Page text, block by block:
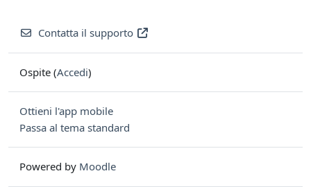
Contatta il supporto
Ospite (Accedi)
Ottieni l'app mobile
Passa al tema standard
Powered by Moodle